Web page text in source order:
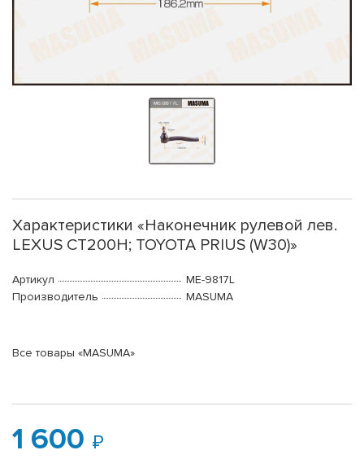
Характеристики «Наконечник рулевой лев.
LEXUS CT200H; TOYOTA PRIUS (W30)»
Артикул
ME-9817L
Производитель
MASUMA
Все товары «MASUMA»
1 600